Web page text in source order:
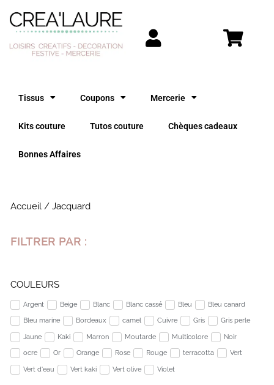
contenu
Tissus Coupons Mercerie
Kits couture Tutos couture Chèques cadeaux
Bonnes Affaires
Accueil / Jacquard
FILTRER PAR :
COULEURS
Argent Beige Blanc Blanc cassé Bleu Bleu canard
Bleu marine Bordeaux camel Cuivre Gris Gris perle
Jaune Kaki Marron Moutarde Multicolore Noir
ocre Or Orange Rose Rouge terracotta Vert
Vert d'eau Vert kaki Vert olive Violet